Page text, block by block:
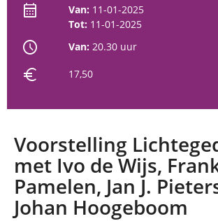
calendar_month Van: 11-01-2025
Tot: 11-01-2025
schedule Van: 20.30 uur
euro 17,50
Voorstelling
met Ivo de Wijs,
Pamelen, Jan J.
Johan Hoogeboom